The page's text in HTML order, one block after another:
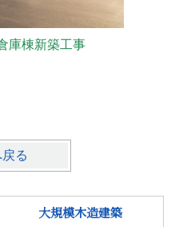
庫棟新築工事
る
大規模木造建築